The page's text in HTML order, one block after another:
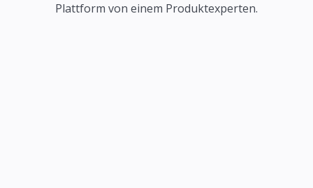
Plattform von einem Produktexperten.